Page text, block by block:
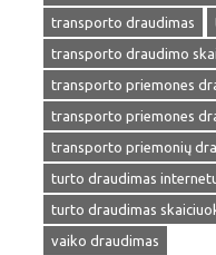
transporto draudimas
transporto draudimo
transporto priemones
transporto priemones
transporto priemonių
turto draudimas
turto draudimas
vaiko draudimas